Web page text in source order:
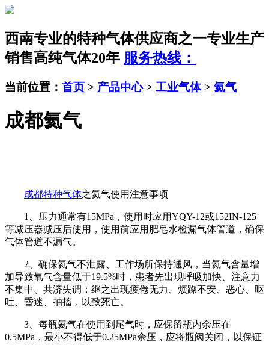
西南专业的特种气体供应商之一专业生产
销售高纯气体20年 服务热线：
当前位置： 首页 > 产品中心> 工业气体> 氦气
成都氦气
成都特种气体之氦气使用注意事项
1、压力通常有15MPa，使用时应用YQY-12或152IN-125
等减压器减压后使用，使用前应用肥皂水检漏气体管道，确保
气体管道不漏气。
2、确保氦气不泄露、工作场所保持通风，当氦气含量增
加导致氧气含量低于19.5%时，患者先出现呼吸加快、注意力
不集中、共济失调；继之出现疲倦无力、烦躁不安、恶心、呕
吐、昏迷、抽搐，以致死亡。
3、每瓶氦气在使用到尾气时，应保留瓶内余压在
0.5MPa，最小不得低于0.25MPa余压，应将瓶阀关闭，以保证